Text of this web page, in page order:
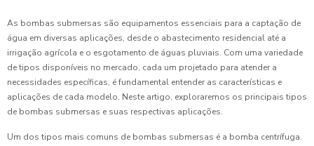
As bombas submersas são equipamentos essenciais para a captação de
água em diversas aplicações, desde o abastecimento residencial até a
irrigação agrícola e o esgotamento de águas pluviais. Com uma variedade
de tipos disponíveis no mercado, cada um projetado para atender a
necessidades específicas, é fundamental entender as características e
aplicações de cada modelo. Neste artigo, exploraremos os principais tipos
de bombas submersas e suas respectivas aplicações.
Um dos tipos mais comuns de bombas submersas é a bomba centrífuga.